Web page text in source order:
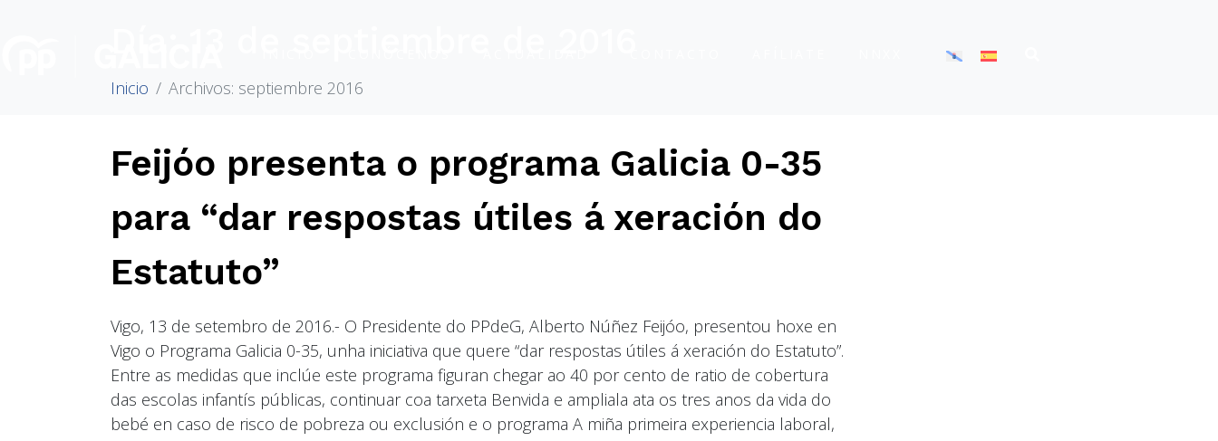
Inicio Archivos: septiembre 2016
Feijóo presenta o programa Galicia 0-35
para “dar respostas útiles á xeración do
Estatuto”
Vigo, 13 de setembro de 2016.- O Presidente do PPdeG, Alberto Núñez Feijóo, presentou hoxe en
Vigo o Programa Galicia 0-35, unha iniciativa que quere “dar respostas útiles á xeración do Estatuto”.
Entre as medidas que inclúe este programa figuran chegar ao 40 por cento de ratio de cobertura
das escolas infantís públicas, continuar coa tarxeta Benvida e ampliala ata os tres anos da vida do
bebé en caso de risco de pobreza ou exclusión e o programa A miña primeira experiencia laboral,